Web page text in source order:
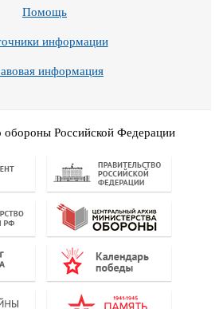
Помощь
информации
информация
Российской Федерации